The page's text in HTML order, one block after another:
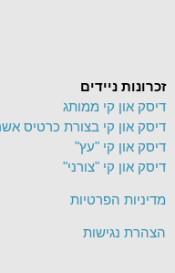
זכרונות ניידים
דיסק און קי ממותג
דיסק און קי בצורת כרטיס
דיסק און קי "עץ"
דיסק און קי "צורני"
מדיניות הפרטיות
הצהרת נגישות